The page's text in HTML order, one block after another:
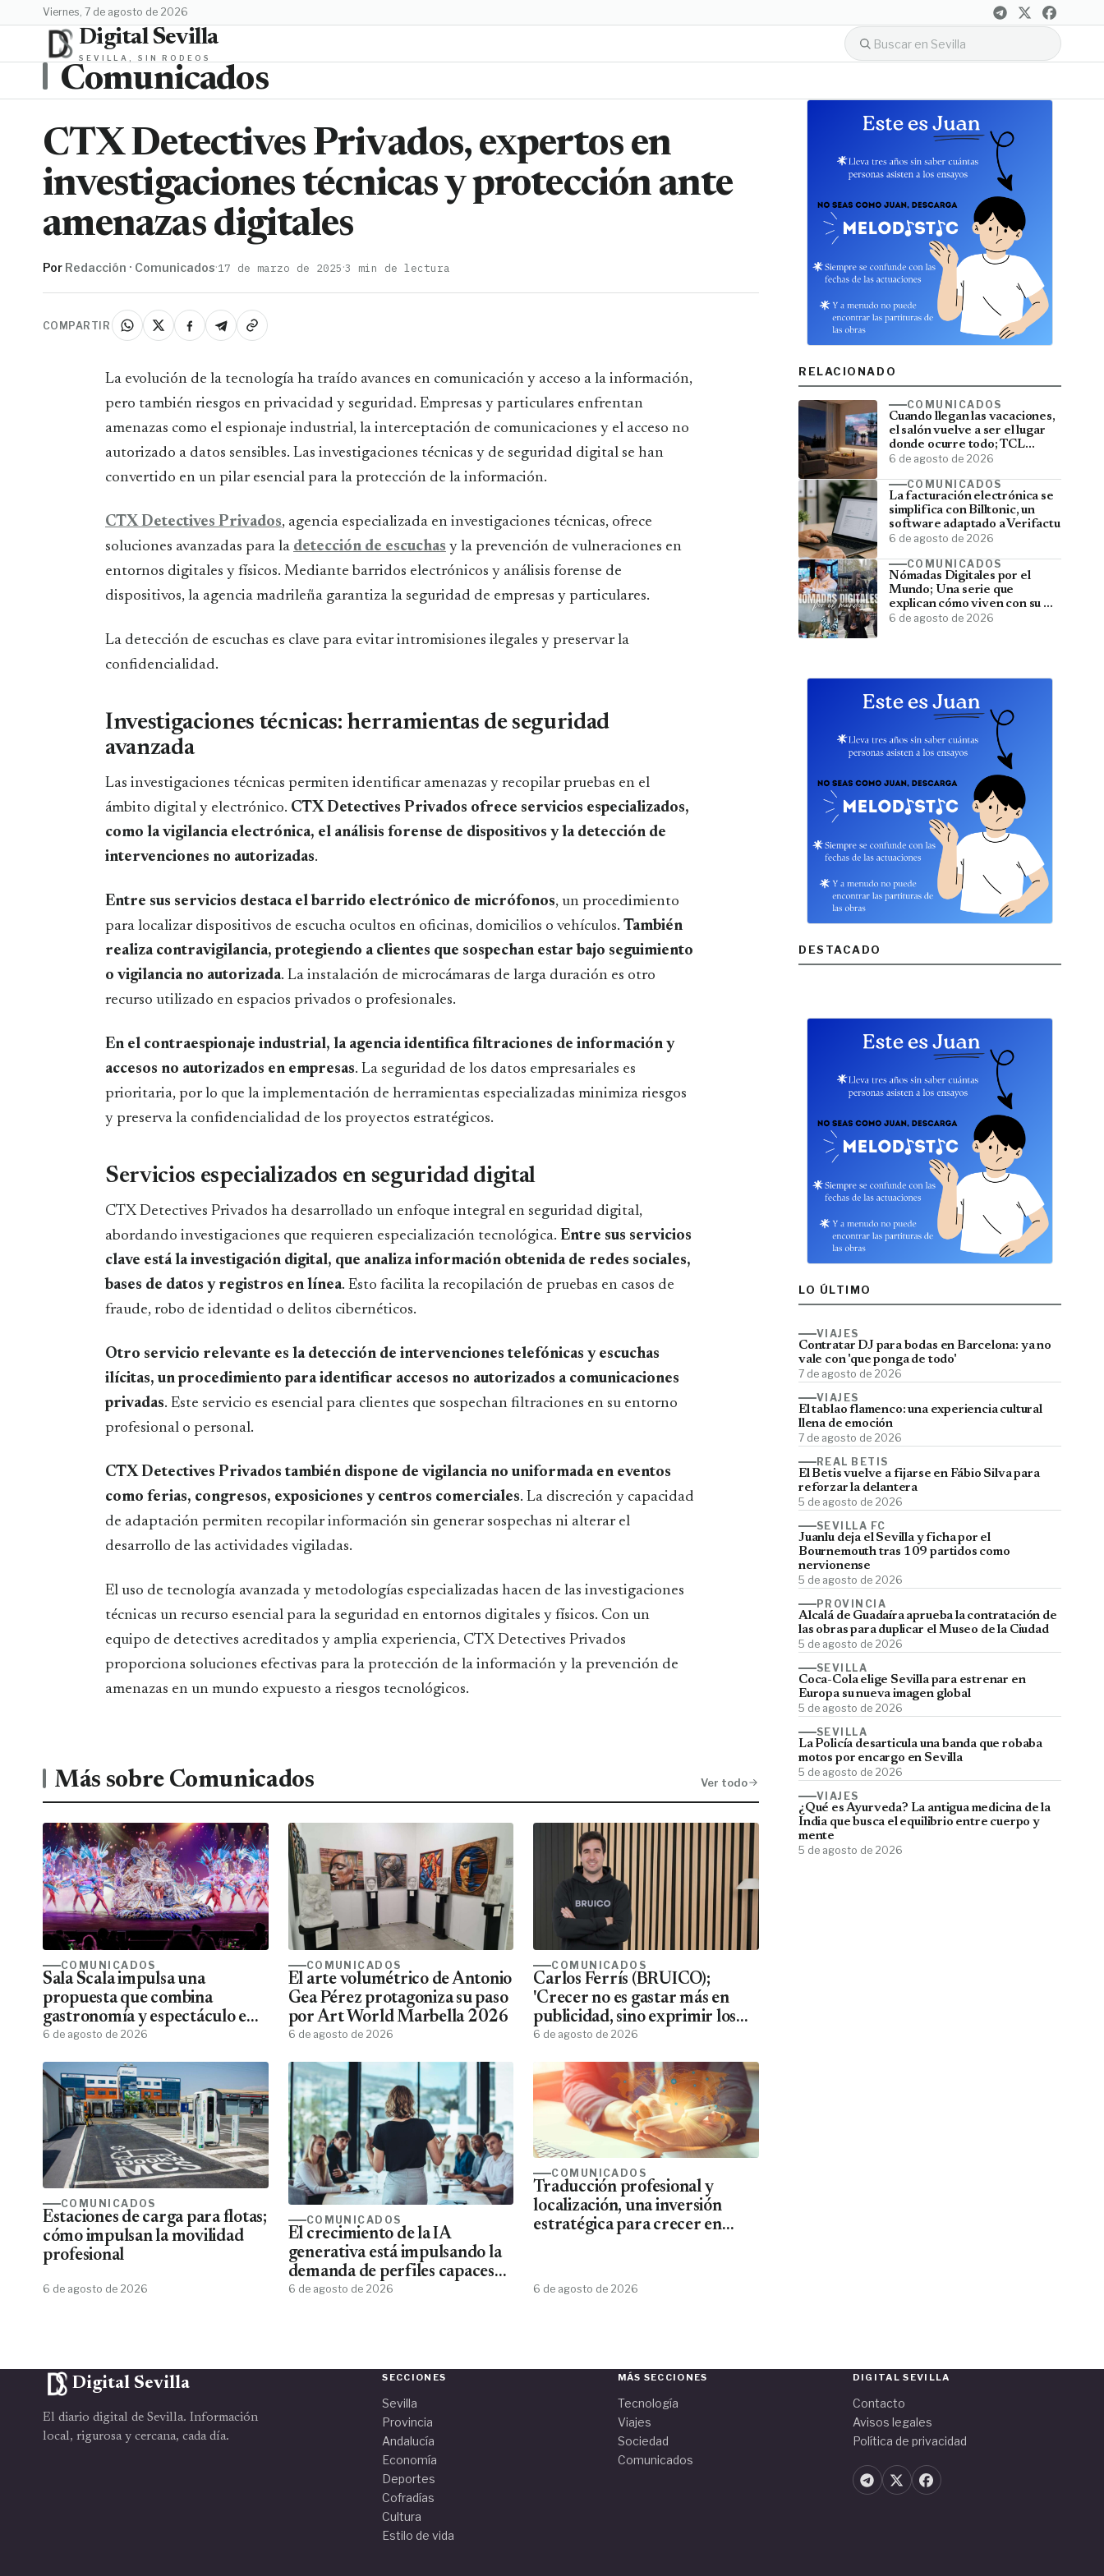
viernes, 7 de agosto de 2026
Digital Sevilla
SEVILLA, SIN RODEOS
Comunicados
CTX Detectives Privados, expertos en
investigaciones técnicas y protección ante
amenazas digitales
Por Redacción · Comunicados·17 de marzo de 2025·3 min de lectura
COMPARTIR
La evolución de la tecnología ha traído avances en comunicación y acceso a la información,
pero también riesgos en privacidad y seguridad. Empresas y particulares enfrentan
amenazas como el espionaje industrial, la interceptación de comunicaciones y el acceso no
autorizado a datos sensibles. Las investigaciones técnicas y de seguridad digital se han
convertido en un pilar esencial para la protección de la información.
CTX Detectives Privados, agencia especializada en investigaciones técnicas, ofrece
soluciones avanzadas para la detección de escuchas y la prevención de vulneraciones en
entornos digitales y físicos. Mediante barridos electrónicos y análisis forense de
dispositivos, la agencia madrileña garantiza la seguridad de empresas y particulares.
La detección de escuchas es clave para evitar intromisiones ilegales y preservar la
confidencialidad.
Investigaciones técnicas: herramientas de seguridad
avanzada
Las investigaciones técnicas permiten identificar amenazas y recopilar pruebas en el
ámbito digital y electrónico. CTX Detectives Privados ofrece servicios especializados,
como la vigilancia electrónica, el análisis forense de dispositivos y la detección de
intervenciones no autorizadas.
Entre sus servicios destaca el barrido electrónico de micrófonos, un procedimiento
para localizar dispositivos de escucha ocultos en oficinas, domicilios o vehículos. También
realiza contravigilancia, protegiendo a clientes que sospechan estar bajo seguimiento
o vigilancia no autorizada. La instalación de microcámaras de larga duración es otro
recurso utilizado en espacios privados o profesionales.
En el contraespionaje industrial, la agencia identifica filtraciones de información y
accesos no autorizados en empresas. La seguridad de los datos empresariales es
prioritaria, por lo que la implementación de herramientas especializadas minimiza riesgos
y preserva la confidencialidad de los proyectos estratégicos.
Servicios especializados en seguridad digital
CTX Detectives Privados ha desarrollado un enfoque integral en seguridad digital,
abordando investigaciones que requieren especialización tecnológica. Entre sus servicios
clave está la investigación digital, que analiza información obtenida de redes sociales,
bases de datos y registros en línea. Esto facilita la recopilación de pruebas en casos de
fraude, robo de identidad o delitos cibernéticos.
Otro servicio relevante es la detección de intervenciones telefónicas y escuchas
ilícitas, un procedimiento para identificar accesos no autorizados a comunicaciones
privadas. Este servicio es esencial para clientes que sospechan filtraciones en su entorno
profesional o personal.
CTX Detectives Privados también dispone de vigilancia no uniformada en eventos
como ferias, congresos, exposiciones y centros comerciales. La discreción y capacidad
de adaptación permiten recopilar información sin generar sospechas ni alterar el
desarrollo de las actividades vigiladas.
El uso de tecnología avanzada y metodologías especializadas hacen de las investigaciones
técnicas un recurso esencial para la seguridad en entornos digitales y físicos. Con un
equipo de detectives acreditados y amplia experiencia, CTX Detectives Privados
proporciona soluciones efectivas para la protección de la información y la prevención de
amenazas en un mundo expuesto a riesgos tecnológicos.
Más sobre Comunicados Ver todo
COMUNICADOS
Sala Scala impulsa una
propuesta que combina
gastronomía y espectáculo en
Gran Canaria
6 de agosto de 2026
COMUNICADOS
El arte volumétrico de Antonio
Gea Pérez protagoniza su paso
por Art World Marbella 2026
6 de agosto de 2026
COMUNICADOS
Carlos Ferrís (BRUICO);
'Crecer no es gastar más en
publicidad, sino exprimir los
datos que ya tienes'
6 de agosto de 2026
COMUNICADOS
Estaciones de carga para flotas;
cómo impulsan la movilidad
profesional
6 de agosto de 2026
COMUNICADOS
El crecimiento de la IA
generativa está impulsando la
demanda de perfiles capaces
de aplicar esta tecnología
6 de agosto de 2026
COMUNICADOS
Traducción profesional y
localización, una inversión
estratégica para crecer en
6 de agosto de 2026
RELACIONADO
COMUNICADOS
Cuando llegan las vacaciones,
el salón vuelve a ser el lugar
donde ocurre todo; TCL
convierte el televisor en el
6 de agosto de 2026
COMUNICADOS
La facturación electrónica se
simplifica con Billtonic, un
software adaptado a Verifactu
6 de agosto de 2026
COMUNICADOS
Nómadas Digitales por el
Mundo; Una serie que
explican cómo viven con su PC
y viajan por el mundo
6 de agosto de 2026
DESTACADO
LO ÚLTIMO
VIAJES
Contratar DJ para bodas en Barcelona: ya no
vale con 'que ponga de todo'
7 de agosto de 2026
VIAJES
El tablao flamenco: una experiencia cultural
llena de emoción
7 de agosto de 2026
REAL BETIS
El Betis vuelve a fijarse en Fábio Silva para
reforzar la delantera
5 de agosto de 2026
SEVILLA FC
Juanlu deja el Sevilla y ficha por el
Bournemouth tras 109 partidos como
nervionense
5 de agosto de 2026
PROVINCIA
Alcalá de Guadaíra aprueba la contratación de
las obras para duplicar el Museo de la Ciudad
5 de agosto de 2026
SEVILLA
Coca-Cola elige Sevilla para estrenar en
Europa su nueva imagen global
5 de agosto de 2026
SEVILLA
La Policía desarticula una banda que robaba
motos por encargo en Sevilla
5 de agosto de 2026
VIAJES
¿Qué es Ayurveda? La antigua medicina de la
India que busca el equilibrio entre cuerpo y
mente
5 de agosto de 2026
Digital Sevilla
El diario digital de Sevilla. Información
local, rigurosa y cercana, cada día.
SECCIONES
Sevilla
Provincia
Andalucía
Economía
Deportes
Cofradías
Cultura
Estilo de vida
MÁS SECCIONES
Tecnología
Viajes
Sociedad
Comunicados
DIGITAL SEVILLA
Contacto
Avisos legales
Política de privacidad